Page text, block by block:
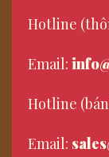
Hotline
Email:
Hotline
Email: